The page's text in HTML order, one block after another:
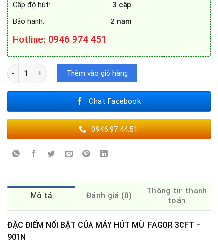
Cấp độ hút: 3 cấp
Bảo hành:
2 năm
Hotline: 0946 974 451
MÁY HÚT MÙI FAGOR 3CFT - 901N số lượng
Thêm vào giỏ hàng
Chat Facebook
0946.97.44.51
Mô tả Đánh giá (0)
Thông tin thanh
toán
ĐẶC ĐIỂM NỔI BẬT CỦA MÁY HÚT MÙI FAGOR 3CFT –
901N